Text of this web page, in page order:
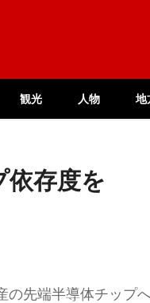
観光 人物 地
依存度を
の先端半導体チップ